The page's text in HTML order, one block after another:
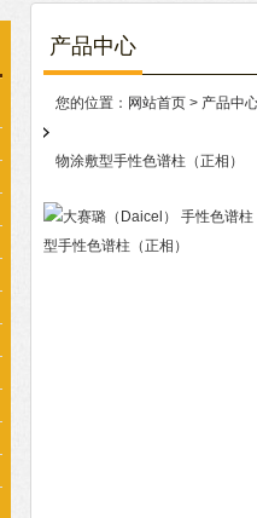
产品中心
您的位置： 网站首页 > 产品中
物涂敷型手性色谱柱（正相）